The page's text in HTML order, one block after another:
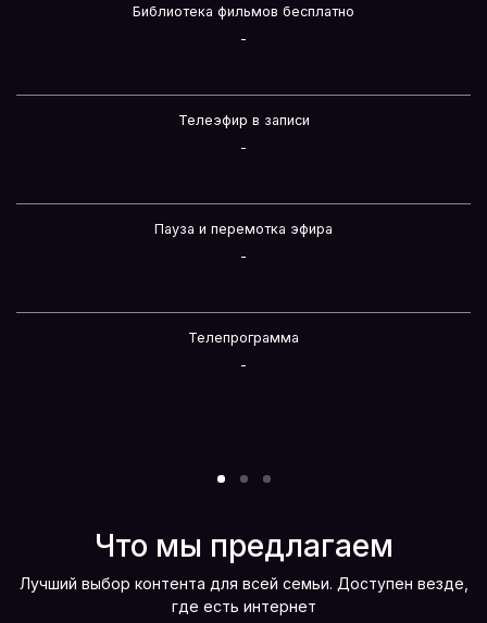
Библиотека фильмов бесплатно
-
Телеэфир в записи
-
Пауза и перемотка эфира
-
Телепрограмма
-
Что мы предлагаем
Лучший выбор контента для всей семьи. Доступен везде,
где есть интернет